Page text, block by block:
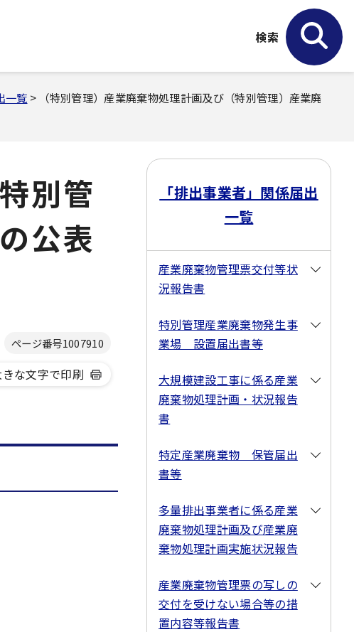
検索
一覧 > （特別管理）産業廃棄物処理計画及び（特別管理）産業廃
別管
公表
ページ番号1007910
な文字で印刷
「排出事業者」関係届出
一覧
産業廃棄物管理票交付等状
況報告書
特別管理産業廃棄物発生事
業場 設置届出書等
大規模建設工事に係る産業
廃棄物処理計画・状況報告
書
特定産業廃棄物 保管届出
書等
多量排出事業者に係る産業
廃棄物処理計画及び産業廃
棄物処理計画実施状況報告
産業廃棄物管理票の写しの
交付を受けない場合等の措
置内容等報告書